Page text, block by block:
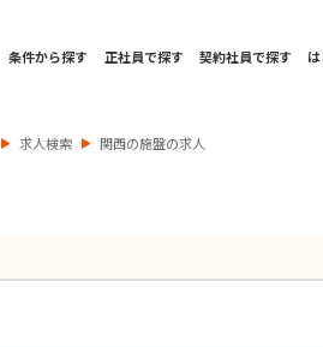
条件から探す 正社員で探す 契約社員で探す
求人検索 関西の施盤の求人